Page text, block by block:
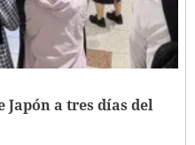
Japón a tres días del